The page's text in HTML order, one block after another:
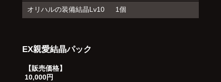
オリハルの装備結晶Lv10 1個
EX親愛結晶パック
【販売価格】
10,000円